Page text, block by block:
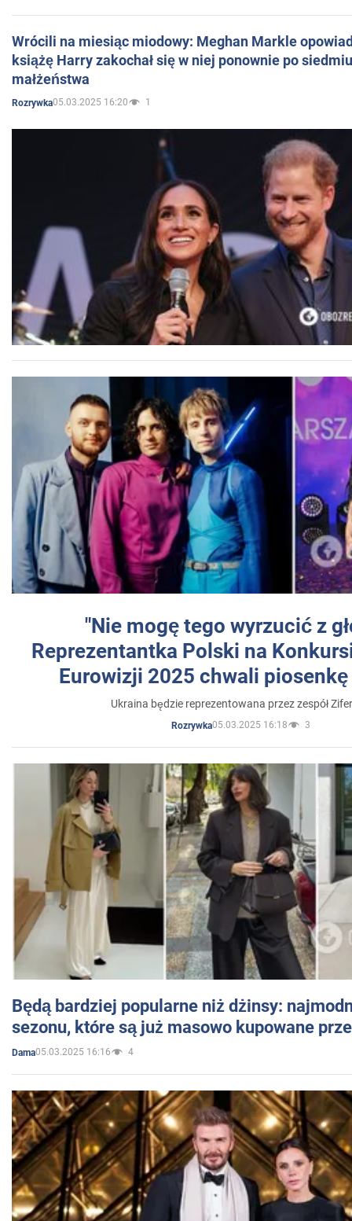
Wrócili na miesiąc miodowy: Meghan Markle
książę Harry zakochał się w niej ponownie po
małżeństwa
Rozrywka05.03.2025 16:20 1
"Nie mogę tego wyrzucić z
Reprezentantka Polski na
Eurowizji 2025 chwali
Ukraina będzie reprezentowana przez zespół
Rozrywka05.03.2025 16:18 3
Będą bardziej popularne niż dżinsy:
sezonu, które są już masowo kupowane
Dama05.03.2025 16:16 4